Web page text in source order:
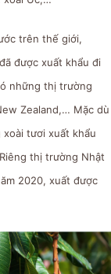
trên thế giới,
được xuất khẩu đi
những thị trường
Zealand,… Mặc dù
tươi xuất khẩu
thị trường Nhật
2020, xuất được